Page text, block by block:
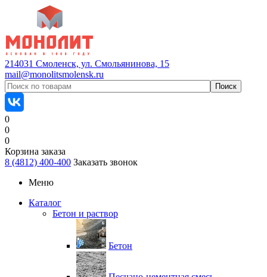
214031 Смоленск, ул. Смольянинова, 15
mail@monolitsmolensk.ru
0
0
0
Корзина заказа
8 (4812) 400-400 Заказать звонок
Меню
Каталог
Бетон и раствор
Бетон